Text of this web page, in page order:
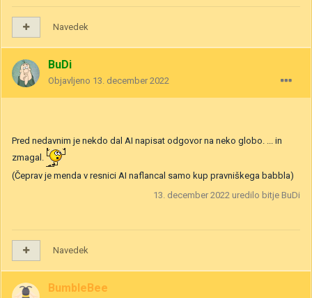
Navedek
BuDi
Objavljeno 13. december 2022
Pred nedavnim je nekdo dal AI napisat odgovor na neko globo. ... in
zmagal.
(Čeprav je menda v resnici AI naflancal samo kup pravniškega babbla)
13. december 2022 uredilo bitje BuDi
Navedek
BumbleBee